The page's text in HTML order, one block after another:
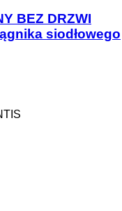
BEZ DRZWI
siodłowego